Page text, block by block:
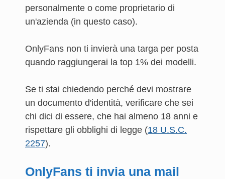
personalmente o come proprietario di
un'azienda (in questo caso).
OnlyFans non ti invierà una targa per posta
quando raggiungerai la top 1% dei modelli.
Se ti stai chiedendo perché devi mostrare
un documento d'identità, verificare che sei
chi dici di essere, che hai almeno 18 anni e
rispettare gli obblighi di legge (18 U.S.C.
2257).
OnlyFans ti invia una mail